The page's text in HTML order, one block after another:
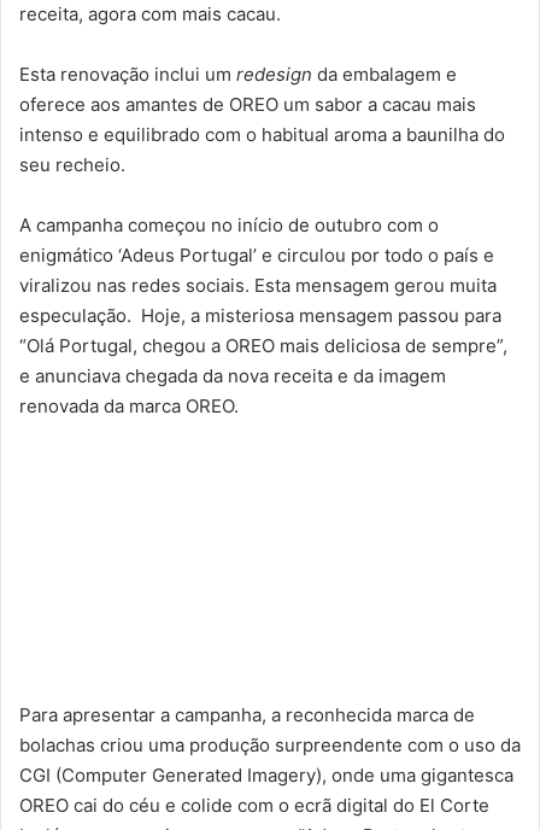
receita, agora com mais cacau.
Esta renovação inclui um redesign da embalagem e
oferece aos amantes de OREO um sabor a cacau mais
intenso e equilibrado com o habitual aroma a baunilha do
seu recheio.
A campanha começou no início de outubro com o
enigmático ‘Adeus Portugal’ e circulou por todo o país e
viralizou nas redes sociais. Esta mensagem gerou muita
especulação. Hoje, a misteriosa mensagem passou para
“Olá Portugal, chegou a OREO mais deliciosa de sempre”,
e anunciava chegada da nova receita e da imagem
renovada da marca OREO.
Para apresentar a campanha, a reconhecida marca de
bolachas criou uma produção surpreendente com o uso da
CGI (Computer Generated Imagery), onde uma gigantesca
OREO cai do céu e colide com o ecrã digital do El Corte